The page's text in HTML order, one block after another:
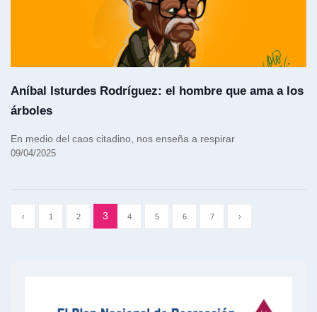
Aníbal Isturdes Rodríguez: el hombre que ama a los
árboles
En medio del caos citadino, nos enseña a respirar
09/04/2025
‹ 1 2 3 4 5 6 7 ›